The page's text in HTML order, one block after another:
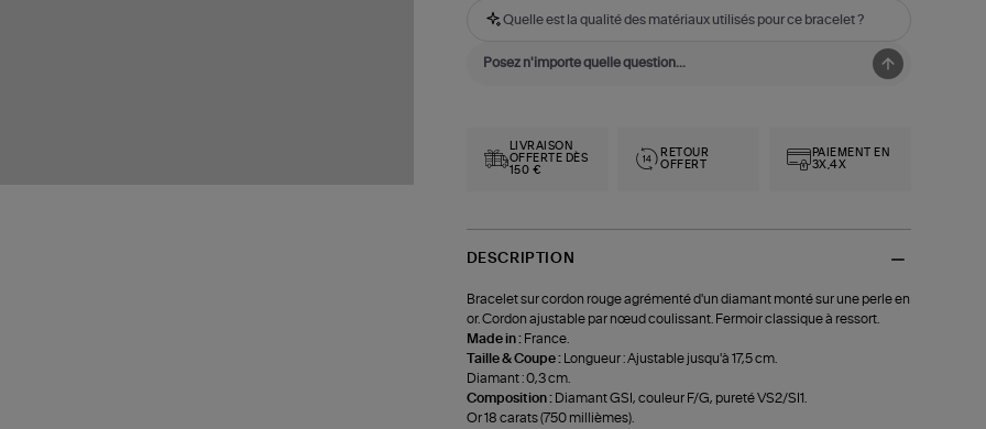
Quelle est la qualité des matériaux utilisés pour ce bracelet ?
LIVRAISON
OFFERTE DÈS
150 €
RETOUR
OFFERT
PAIEMENT EN
3X,4X
DESCRIPTION
Bracelet sur cordon rouge agrémenté d'un diamant monté sur une perle en
or. Cordon ajustable par nœud coulissant. Fermoir classique à ressort.
Made in : France.
Taille & Coupe :
Longueur : Ajustable jusqu'à 17,5 cm.
Diamant : 0,3 cm.
Composition : Diamant GSI, couleur F/G, pureté VS2/SI1.
Or 18 carats (750 millièmes).